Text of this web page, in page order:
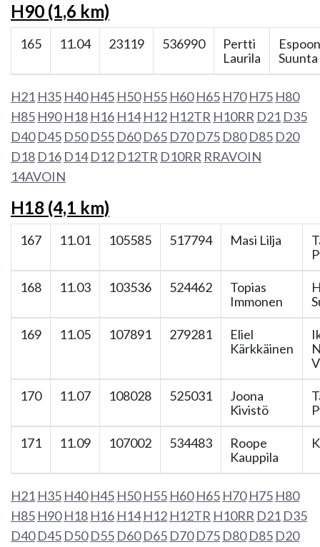
H90 (1,6 km)
165 11.04 23119 536990
Pertti
Laurila
Espoon
Suunta
H21 H35 H40 H45 H50 H55 H60 H65 H70 H75 H80
H85 H90 H18 H16 H14 H12 H12TR H10RR D21 D35
D40 D45 D50 D55 D60 D65 D70 D75 D80 D85 D20
D18 D16 D14 D12 D12TR D10RR RRAVOIN
14AVOIN
H18 (4,1 km)
167 11.01 105585 517794 Masi Lilja
168 11.03 103536 524462
Topias
Immonen
169 11.05 107891 279281
Eliel
Kärkkäinen
170 11.07 108028 525031
Joona
Kivistö
171 11.09 107002 534483
Roope
Kauppila
H21 H35 H40 H45 H50 H55 H60 H65 H70 H75 H80
H85 H90 H18 H16 H14 H12 H12TR H10RR D21 D35
D40 D45 D50 D55 D60 D65 D70 D75 D80 D85 D20